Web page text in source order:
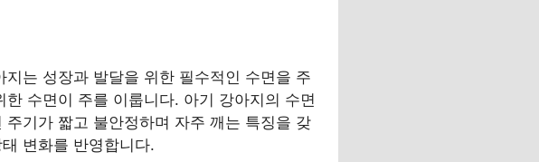
는 성장과 발달을 위한 필수적인 수면을 주
수면이 주를 이룹니다. 아기 강아지의 수면
기가 짧고 불안정하며 자주 깨는 특징을 갖
변화를 반영합니다.